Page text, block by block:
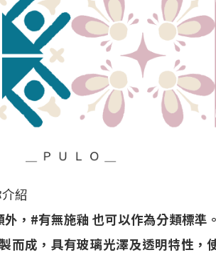
紹
，#有無施釉 也可以作為分類標準。
而成，具有玻璃光澤及透明特性，